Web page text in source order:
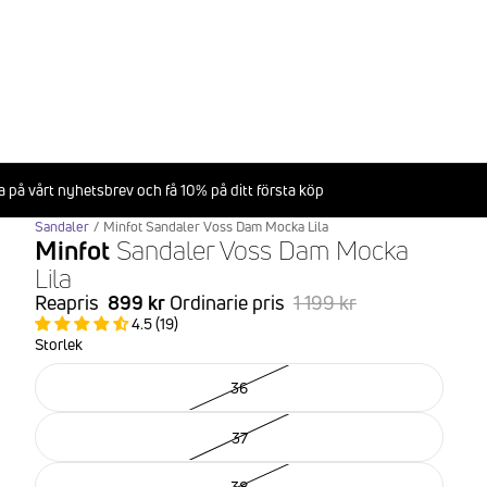
på vårt nyhetsbrev och få 10% på ditt första köp
Sandaler / Minfot Sandaler Voss Dam Mocka Lila
Minfot Sandaler Voss Dam Mocka
Lila
Reapris 899 kr Ordinarie pris 1 199 kr
4.5 (19)
Storlek
36
37